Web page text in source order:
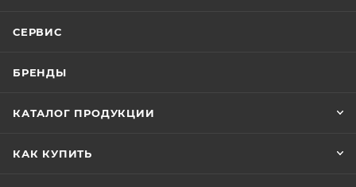
СЕРВИС
БРЕНДЫ
КАТАЛОГ ПРОДУКЦИИ
КАК КУПИТЬ